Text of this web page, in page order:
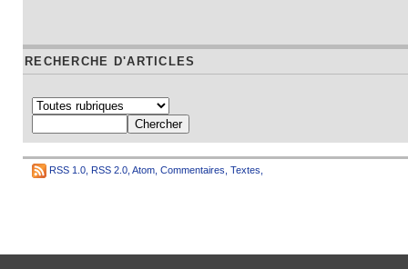
RECHERCHE D'ARTICLES
RSS 1.0 RSS 2.0 Atom Commentaires Textes